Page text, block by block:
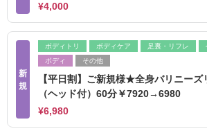
¥4,000
新
規
ボディトリ ボディケア 足裏・リフレ
ボディ
その他
【平日割】ご新規様★全身バリニーズ
（ヘッド付）60分￥7920→6980
¥6,980